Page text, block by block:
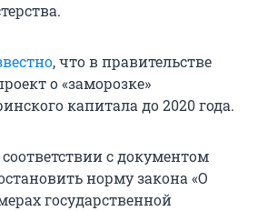
, что в правительстве
о «заморозке»
капитала до 2020 года.
с документом
норму закона «О
государственной